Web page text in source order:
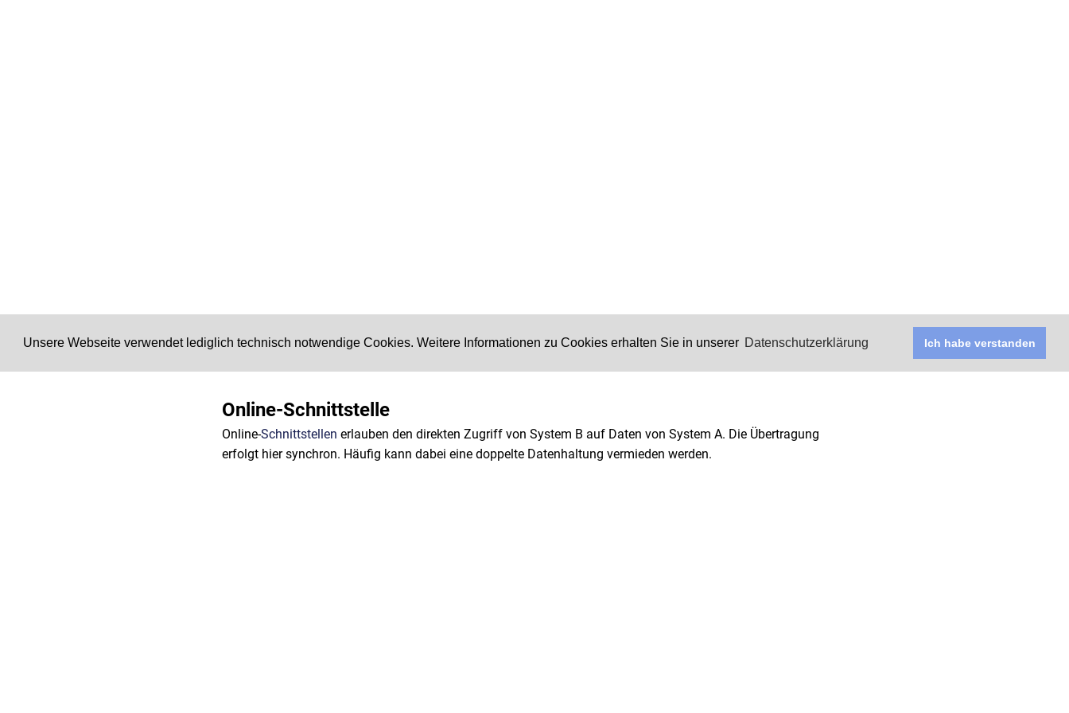
Unsere Webseite verwendet lediglich technisch notwendige Cookies. Weitere Informationen zu Cookies erhalten Sie in unserer Datenschutzerklärung Ich habe verstanden
Online-Schnittstelle
Online-Schnittstellen erlauben den direkten Zugriff von System B auf Daten von System A. Die Übertragung
erfolgt hier synchron. Häufig kann dabei eine doppelte Datenhaltung vermieden werden.